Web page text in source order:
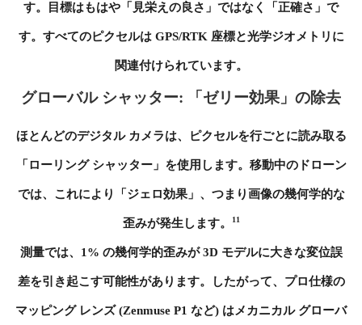
す。目標はもはや「見栄えの良さ」ではなく「正確さ」で
す。すべてのピクセルは GPS/RTK 座標と光学ジオメトリに
関連付けられています。
グローバル シャッター: 「ゼリー効果」の除去
ほとんどのデジタル カメラは、ピクセルを行ごとに読み取る
「ローリング シャッター」を使用します。移動中のドローン
では、これにより「ジェロ効果」、つまり画像の幾何学的な
歪みが発生します。 11
測量では、1% の幾何学的歪みが 3D モデルに大きな変位誤
差を引き起こす可能性があります。したがって、プロ仕様の
マッピング レンズ (Zenmuse P1 など) はメカニカル グローバ